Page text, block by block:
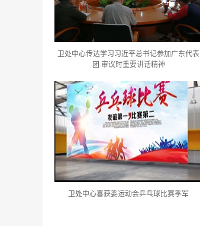
卫处中心传达学习习近平总书记参加广东代表
团 审议时重要讲话精神
卫处中心喜获委运动会乒乓球比赛季军